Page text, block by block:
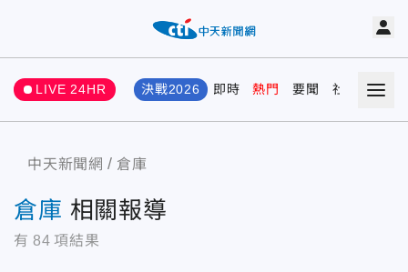
LIVE 24HR 決戰2026 即時 熱門 要聞 社會 娛樂
中天新聞網 倉庫
倉庫 相關報導
有 84 項結果